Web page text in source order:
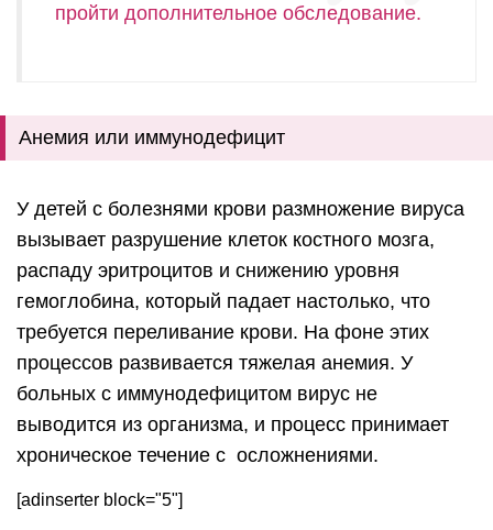
пройти дополнительное обследование.
Анемия или иммунодефицит
У детей с болезнями крови размножение вируса
вызывает разрушение клеток костного мозга,
распаду эритроцитов и снижению уровня
гемоглобина, который падает настолько, что
требуется переливание крови. На фоне этих
процессов развивается тяжелая анемия. У
больных с иммунодефицитом вирус не
выводится из организма, и процесс принимает
хроническое течение с осложнениями.
[adinserter block="5"]